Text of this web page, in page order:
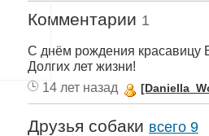
Комментарии 1
С днём рождения красавицу
Долгих лет жизни!
14 лет назад
Друзья собаки всего 9